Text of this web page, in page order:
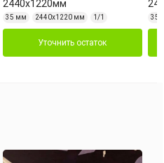
2440х1220мм
35 мм 2440х1220 мм 1/1
Уточнить остаток
35